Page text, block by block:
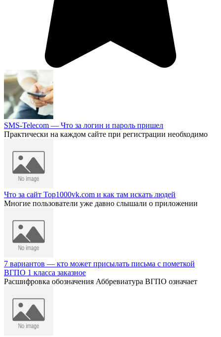
SMS-Telecom — Что за логин и пароль пришел
Практически на каждом сайте при регистрации необходимо
Что за сайт Top1000vk.com и как там искать людей
Многие пользователи уже давно слышали о приложении
7 вариантов — кто может присылать письма с пометкой
ВГПО 1 класса заказное
Расшифровка обозначения Аббревиатура ВГПО означает